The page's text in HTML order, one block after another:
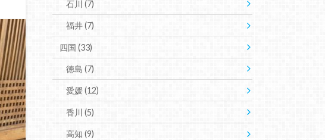
石川(7)
福井(7)
四国 (33)
徳島(7)
愛媛(12)
香川(5)
高知(9)